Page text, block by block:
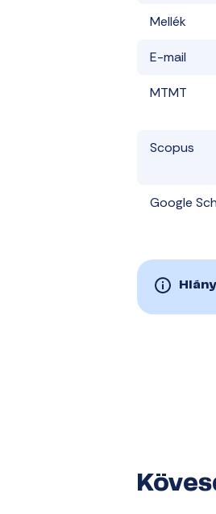
Mellék
E-mail
MTMT
Scopus
Google